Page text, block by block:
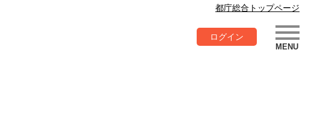
都庁総合トップページ
ログイン